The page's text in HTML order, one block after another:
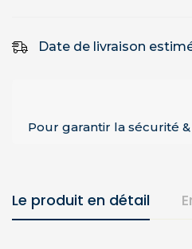
Date de livraison
Pour garantir la sécurité
Le produit en détail